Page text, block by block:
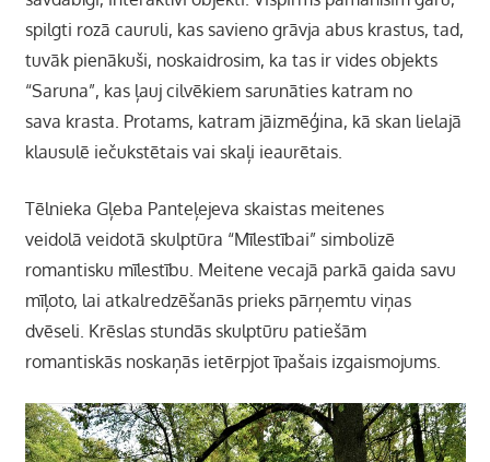
spilgti rozā cauruli, kas savieno grāvja abus krastus, tad,
tuvāk pienākuši, noskaidrosim, ka tas ir vides objekts
“Saruna”, kas ļauj cilvēkiem sarunāties katram no
sava krasta. Protams, katram jāizmēģina, kā skan lielajā
klausulē iečukstētais vai skaļi ieaurētais.
Tēlnieka Gļeba Panteļejeva skaistas meitenes
veidolā veidotā skulptūra “Mīlestībai” simbolizē
romantisku mīlestību. Meitene vecajā parkā gaida savu
mīļoto, lai atkalredzēšanās prieks pārņemtu viņas
dvēseli. Krēslas stundās skulptūru patiešām
romantiskās noskaņās ietērpjot īpašais izgaismojums.